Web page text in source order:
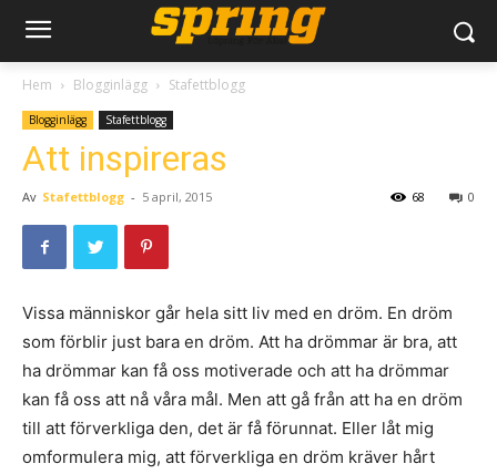
Hem Blogginlägg Stafettblogg
Blogginlägg Stafettblogg
Att inspireras
Av Stafettblogg - 5 april, 2015 0
68
Vissa människor går hela sitt liv med en dröm. En dröm
som förblir just bara en dröm. Att ha drömmar är bra, att
ha drömmar kan få oss motiverade och att ha drömmar
kan få oss att nå våra mål. Men att gå från att ha en dröm
till att förverkliga den, det är få förunnat. Eller låt mig
omformulera mig, att förverkliga en dröm kräver hårt